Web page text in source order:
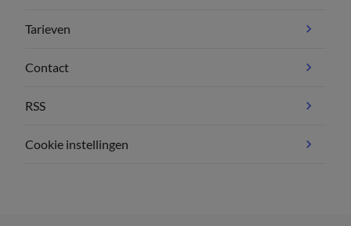
Tarieven
Contact
RSS
Cookie instellingen